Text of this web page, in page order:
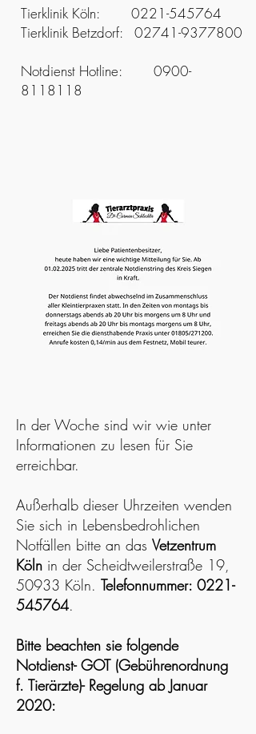
Tierklinik Köln: 0221-545764
Tierklinik Betzdorf: 02741-9377800
Notdienst Hotline: 0900-
8118118
In der Woche sind wir wie unter
Informationen zu lesen für Sie
erreichbar.
Außerhalb dieser Uhrzeiten wenden
Sie sich in Lebensbedrohlichen
Notfällen bitte an das Vetzentrum
Köln in der Scheidtweilerstraße 19,
50933 Köln. Telefonnummer: 0221-
545764.
Bitte beachten sie folgende
Notdienst- GOT (Gebührenordnung
f. Tierärzte)- Regelung ab Januar
2020: